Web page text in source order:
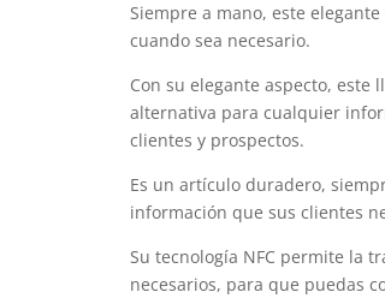
Siempre a mano, este
cuando sea necesario.
Con su elegante aspecto, este
alternativa para cualquier
clientes y prospectos.
Es un artículo duradero,
información que sus clientes
Su tecnología NFC permite la
necesarios, para que puedas